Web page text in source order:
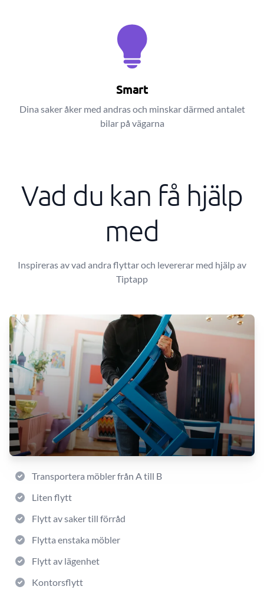
Smart
Dina saker åker med andras och minskar därmed antalet
bilar på vägarna
Vad du kan få hjälp
med
Inspireras av vad andra flyttar och levererar med hjälp av
Tiptapp
Transportera möbler från A till B
Liten flytt
Flytt av saker till förråd
Flytta enstaka möbler
Flytt av lägenhet
Kontorsflytt